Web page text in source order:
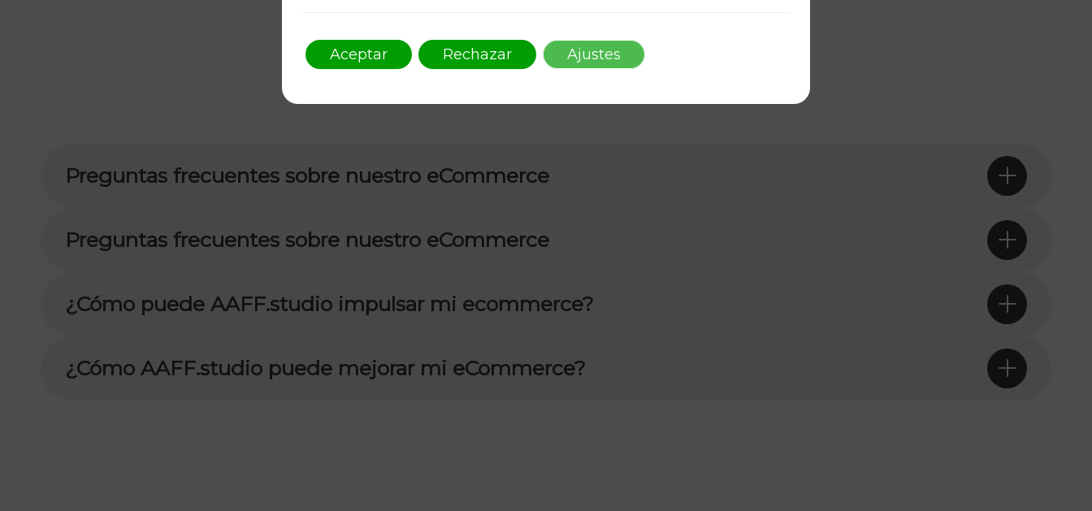
FAQ’s
Preguntas frecuentes sobre nuestro eCommerce
Preguntas frecuentes sobre nuestro eCommerce
¿Cómo puede AAFF.studio impulsar mi ecommerce?
¿Cómo AAFF.studio puede mejorar mi eCommerce?
Aceptar Rechazar Ajustes